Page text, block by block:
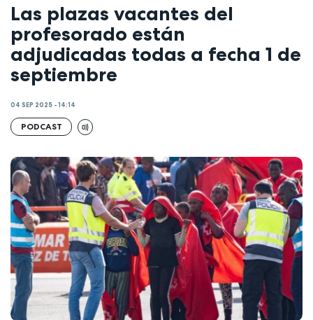
Las plazas vacantes del
profesorado están
adjudicadas todas a fecha 1 de
septiembre
04 SEP 2025 - 14:14
PODCAST